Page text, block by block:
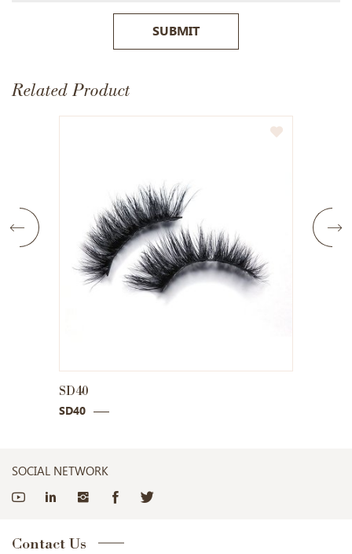
SUBMIT
Related Product
SOCIAL NETWORK
Contact Us